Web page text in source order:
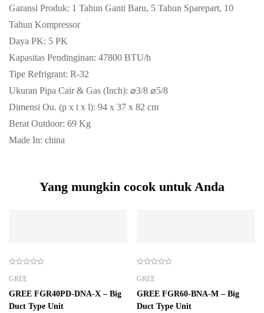
Garansi Produk: 1 Tahun Ganti Baru, 5 Tahun Sparepart, 10
Tahun Kompressor
Daya PK: 5 PK
Kapasitas Pendinginan: 47800 BTU/h
Tipe Refrigrant: R-32
Ukuran Pipa Cair & Gas (Inch): ⌀3/8 ⌀5/8
Dimensi Ou. (p x t x l): 94 x 37 x 82 cm
Berat Outdoor: 69 Kg
Made In: china
Yang mungkin cocok untuk Anda
GREE
GREE FGR40PD-DNA-X – Big
Duct Type Unit
GREE
GREE FGR60-BNA-M – Big
Duct Type Unit